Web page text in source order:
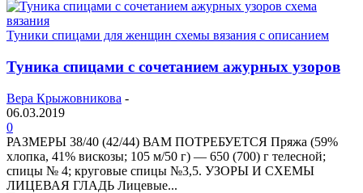
Туники спицами для женщин схемы вязания с описанием
Туника спицами с сочетанием ажурных узоров
Вера Крыжовникова -
06.03.2019
0
РАЗМЕРЫ 38/40 (42/44) ВАМ ПОТРЕБУЕТСЯ Пряжа (59%
хлопка, 41% вискозы; 105 м/50 г) — 650 (700) г телесной;
спицы № 4; круговые спицы №3,5. УЗОРЫ И СХЕМЫ
ЛИЦЕВАЯ ГЛАДЬ Лицевые...